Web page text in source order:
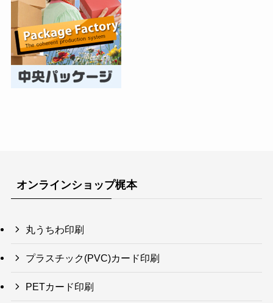
オンラインショップ梶本
丸うちわ印刷
プラスチック(PVC)カード印刷
PETカード印刷